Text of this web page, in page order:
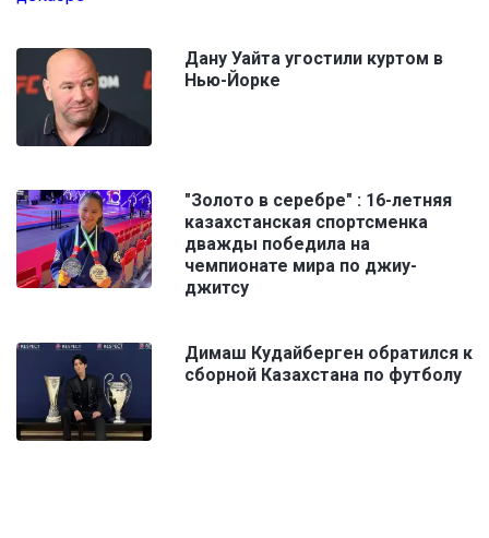
Дану Уайта угостили куртом в
Нью-Йорке
"Золото в серебре" : 16-летняя
казахстанская спортсменка
дважды победила на
чемпионате мира по джиу-
джитсу
Димаш Кудайберген обратился к
сборной Казахстана по футболу